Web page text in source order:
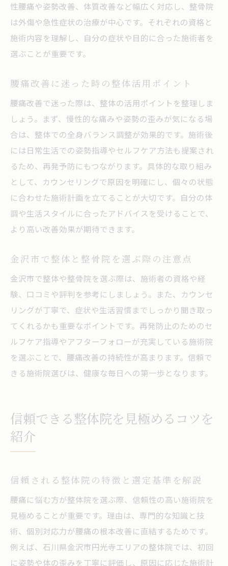
性腰痛や姿勢改善、体質改善など幅広く対応し、整骨院
は外傷や急性症状の治療が中心です。それぞれの資格と
施術内容を理解し、自分の症状や目的に合った施術者を
選ぶことが重要です。
腰痛改善に迷った時の整体活用ポイント
腰痛改善で迷った際は、整体の活用ポイントを整理しま
しょう。まず、慢性的な痛みや姿勢の歪みが気になる場
合は、整体での全身バランス調整が効果的です。施術後
には日常生活での姿勢指導やセルフケア方法も提案され
るため、再発予防にもつながります。具体的な取り組み
として、カウンセリングで原因を明確にし、個々の状態
に合わせた施術計画を立てることが大切です。自分の体
調や生活スタイルに合ったアドバイスを受けることで、
より高い改善効果が期待できます。
金沢市で整体と整骨院を選ぶ際の注意点
金沢市で整体や整骨院を選ぶ際は、施術者の資格や経
験、口コミや評判を参考にしましょう。また、カウンセ
リングが丁寧で、症状や生活習慣までしっかり聞き取っ
てくれるかも重要なポイントです。再発防止のためのセ
ルフケア指導やアフターフォローが充実している施術院
を選ぶことで、腰痛改善の持続性が高まります。信頼で
きる施術院選びは、健康な毎日への第一歩となります。
信頼できる整体院を見極めるコツを
紹介
信頼される整体院の特徴と選定基準を解説
腰痛に悩む方が整体院を選ぶ際、信頼性の高い施術院を
見極めることが重要です。理由は、専門的な知識と技
術、個別対応力が腰痛の根本改善に直結するためです。
例えば、石川県金沢市円光寺エリアの整体院では、初回
に姿勢や体の歪みを丁寧に評価し、原因に応じた施術計